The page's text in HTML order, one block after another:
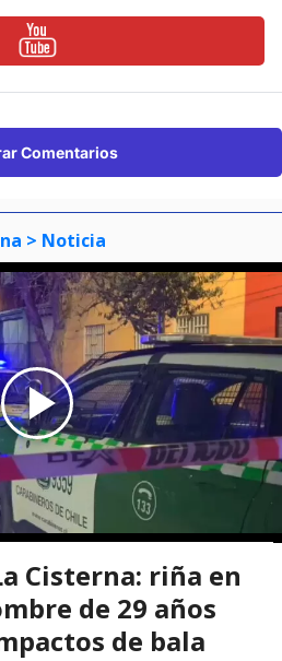
Comentarios
> Noticia
Cisterna: riña en
de 29 años
de bala